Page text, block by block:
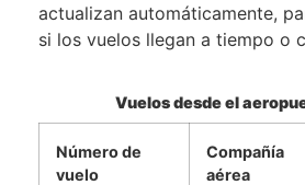
actualizan automáticamente,
si los vuelos llegan a tiempo o
Vuelos desde el
Número de
vuelo
Compañía
aérea